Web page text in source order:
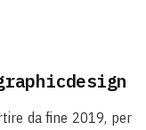
da fine 2019, per